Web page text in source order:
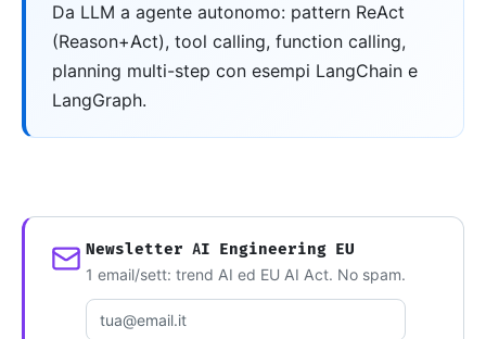
Da LLM a agente autonomo: pattern ReAct
(Reason+Act), tool calling, function calling,
planning multi-step con esempi LangChain e
LangGraph.
Newsletter AI Engineering EU
1 email/sett: trend AI ed EU AI Act. No spam.